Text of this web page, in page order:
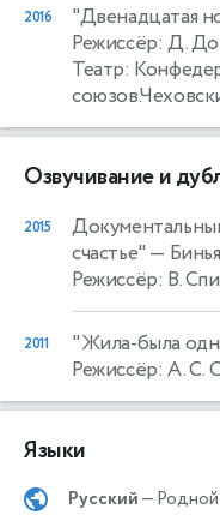
2016 "Двенадцатая
Режиссёр: Д.
Театр:
Озвучивание и
2015
счастье" —
Режиссёр: В.
2011 "Жила-была
Режиссёр: А. С.
Языки
Русский— Родной